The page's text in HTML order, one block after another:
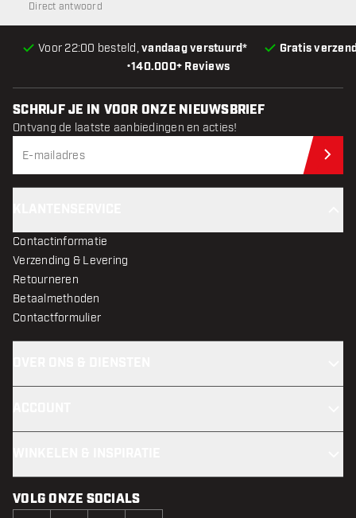
•140.000+ Reviews
Voor 22:00 besteld,vandaag verstuurd* Gratis
Direct antwoord
SCHRIJF JE IN VOOR ONZE NIEUWSBRIEF
Ontvang de laatste aanbiedingen en acties!
Contactinformatie
Verzending & Levering
Retourneren
Betaalmethoden
Contactformulier
VOLG ONZE SOCIALS